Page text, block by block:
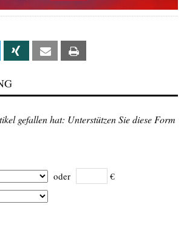
Linkedin Xing Email
gefallen hat: Unterstützen Sie diese Form
oder €